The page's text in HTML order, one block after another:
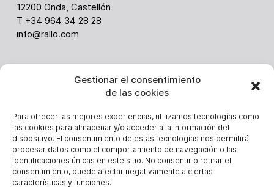
Gestionar el consentimiento
de las cookies
Para ofrecer las mejores experiencias, utilizamos tecnologías como
las cookies para almacenar y/o acceder a la información del
dispositivo. El consentimiento de estas tecnologías nos permitirá
procesar datos como el comportamiento de navegación o las
identificaciones únicas en este sitio. No consentir o retirar el
consentimiento, puede afectar negativamente a ciertas
características y funciones.
12200 Onda, Castellón
T +34 964 34 28 28
info@rallo.com
Via Ghiarola nuova 238
Alessandro Malavolti
T. +39 3403648814
alessandro.malavolti@rallo.com